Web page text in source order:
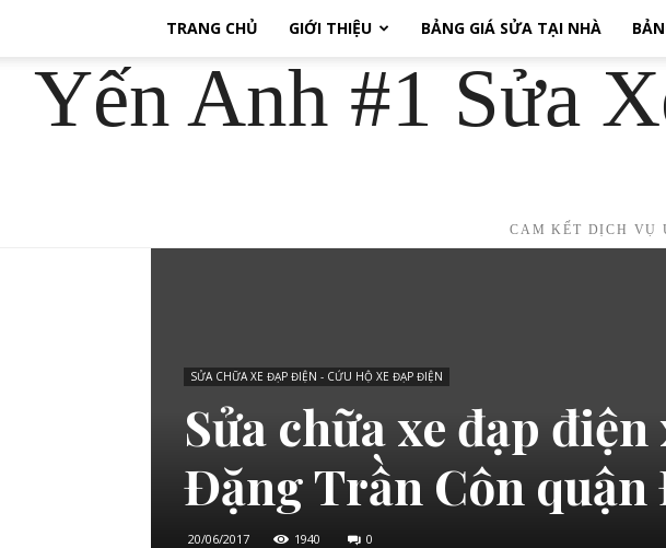
TRANG CHỦ GIỚI THIỆU BẢNG GIÁ SỬA TẠI NHÀ
Yến Anh #1 Sửa
CAM KẾT DỊCH VỤ
SỬA CHỮA XE ĐẠP ĐIỆN - CỨU HỘ XE ĐẠP ĐIỆN
Sửa chữa xe đạp
Đặng Trần Côn
20/06/2017 1940 0